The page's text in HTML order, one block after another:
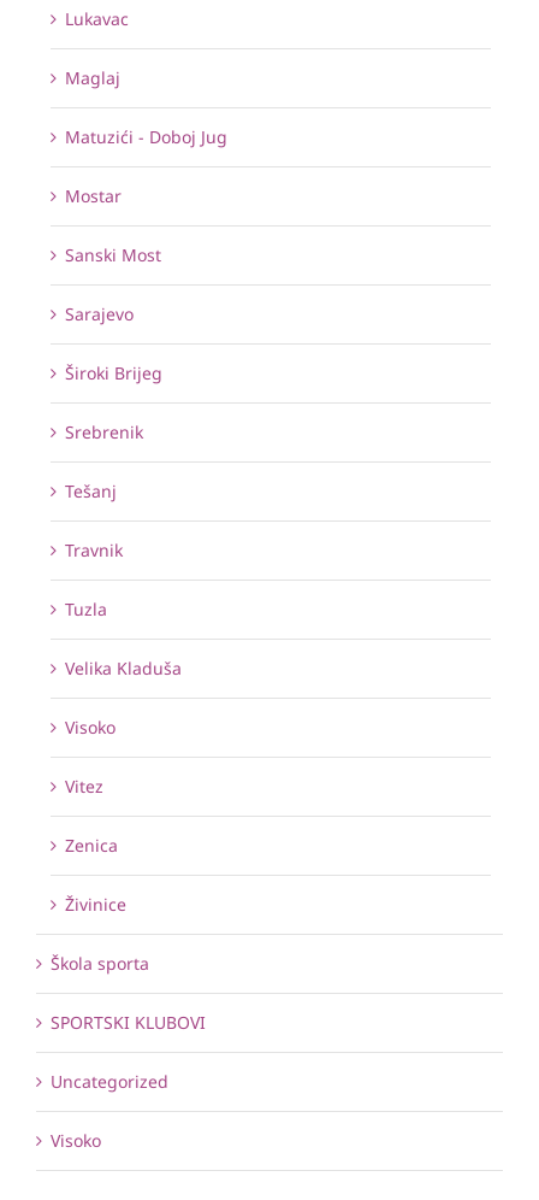
Lukavac
Maglaj
Matuzići - Doboj Jug
Mostar
Sanski Most
Sarajevo
Široki Brijeg
Srebrenik
Tešanj
Travnik
Tuzla
Velika Kladuša
Visoko
Vitez
Zenica
Živinice
Škola sporta
SPORTSKI KLUBOVI
Uncategorized
Visoko